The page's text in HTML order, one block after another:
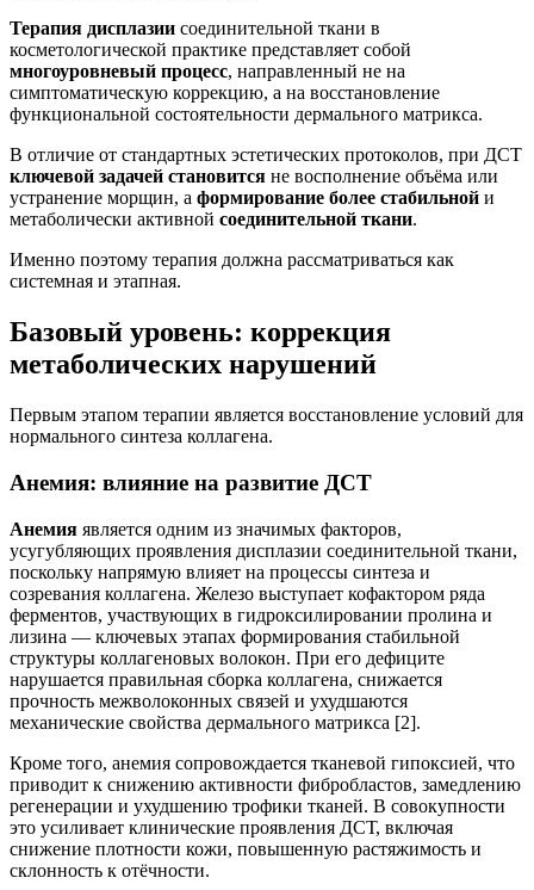
Терапия дисплазии соединительной ткани в
косметологической практике представляет собой
многоуровневый процесс, направленный не на
симптоматическую коррекцию, а на восстановление
функциональной состоятельности дермального матрикса.
В отличие от стандартных эстетических протоколов, при ДСТ
ключевой задачей становится не восполнение объёма или
устранение морщин, а формирование более стабильной и
метаболически активной соединительной ткани.
Именно поэтому терапия должна рассматриваться как
системная и этапная.
Базовый уровень: коррекция
метаболических нарушений
Первым этапом терапии является восстановление условий для
нормального синтеза коллагена.
Анемия: влияние на развитие ДСТ
Анемия является одним из значимых факторов,
усугубляющих проявления дисплазии соединительной ткани,
поскольку напрямую влияет на процессы синтеза и
созревания коллагена. Железо выступает кофактором ряда
ферментов, участвующих в гидроксилировании пролина и
лизина — ключевых этапах формирования стабильной
структуры коллагеновых волокон. При его дефиците
нарушается правильная сборка коллагена, снижается
прочность межволоконных связей и ухудшаются
механические свойства дермального матрикса [2].
Кроме того, анемия сопровождается тканевой гипоксией, что
приводит к снижению активности фибробластов, замедлению
регенерации и ухудшению трофики тканей. В совокупности
это усиливает клинические проявления ДСТ, включая
снижение плотности кожи, повышенную растяжимость и
склонность к отёчности.